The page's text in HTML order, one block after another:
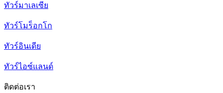
ทัวร์มาเลเซีย
ทัวร์โมร็อกโก
ทัวร์อินเดีย
ทัวร์ไอซ์แลนด์
ติดต่อเรา